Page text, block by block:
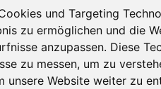
und Targeting
zu ermöglichen und die
anzupassen. Diese
zu messen, um zu
unsere Website weiter zu